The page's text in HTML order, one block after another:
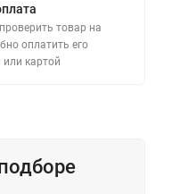
товар на
оплатить его
картой